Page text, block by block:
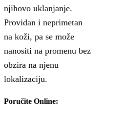
njihovo uklanjanje.
Providan i neprimetan
na koži, pa se može
nanositi na promenu bez
obzira na njenu
lokalizaciju.
Poručite Online: